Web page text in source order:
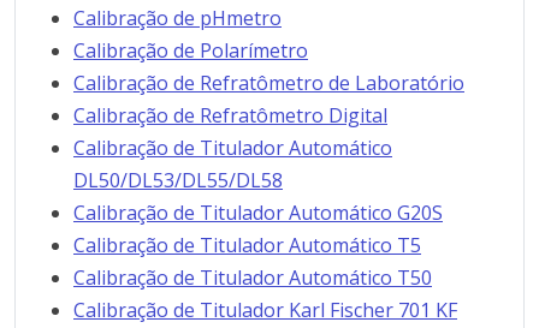
Calibração de pHmetro
Calibração de Polarímetro
Calibração de Refratômetro de Laboratório
Calibração de Refratômetro Digital
Calibração de Titulador Automático
DL50/DL53/DL55/DL58
Calibração de Titulador Automático G20S
Calibração de Titulador Automático T5
Calibração de Titulador Automático T50
Calibração de Titulador Karl Fischer 701 KF